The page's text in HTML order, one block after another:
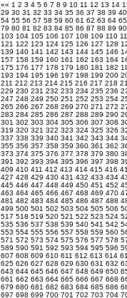
«« 1 2 3 4 5 6 7 8 9 10 11 12 13 14
29 30 31 32 33 34 35 36 37 38 39
54 55 56 57 58 59 60 61 62 63 64
79 80 81 82 83 84 85 86 87 88 89
103 104 105 106 107 108 109 110
121 122 123 124 125 126 127 128
139 140 141 142 143 144 145 146
157 158 159 160 161 162 163 164
175 176 177 178 179 180 181 182
193 194 195 196 197 198 199 200
211 212 213 214 215 216 217 218
229 230 231 232 233 234 235 236
247 248 249 250 251 252 253 254
265 266 267 268 269 270 271 272
283 284 285 286 287 288 289 290
301 302 303 304 305 306 307 308
319 320 321 322 323 324 325 326
337 338 339 340 341 342 343 344
355 356 357 358 359 360 361 362
373 374 375 376 377 378 379 380
391 392 393 394 395 396 397 398
409 410 411 412 413 414 415 416
427 428 429 430 431 432 433 434
445 446 447 448 449 450 451 452
463 464 465 466 467 468 469 470
481 482 483 484 485 486 487 488
499 500 501 502 503 504 505 506
517 518 519 520 521 522 523 524
535 536 537 538 539 540 541 542
553 554 555 556 557 558 559 560
571 572 573 574 575 576 577 578
589 590 591 592 593 594 595 596
607 608 609 610 611 612 613 614
625 626 627 628 629 630 631 632
643 644 645 646 647 648 649 650
661 662 663 664 665 666 667 668
679 680 681 682 683 684 685 686
697 698 699 700 701 702 703 704